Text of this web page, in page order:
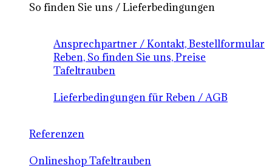
So finden Sie uns / Lieferbedingungen
Ansprechpartner / Kontakt, Bestellformular
Reben, So finden Sie uns, Preise
Tafeltrauben
Lieferbedingungen für Reben / AGB
Referenzen
Onlineshop Tafeltrauben